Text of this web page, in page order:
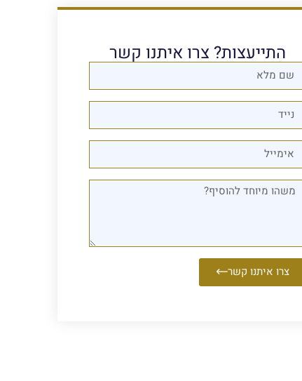
התייעצות? צרו איתנו קשר
צרו איתנו קשר